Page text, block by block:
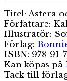
Titel: Astera
Författare:
Illustratör:
Förlag:
ISBN: 978-91-
Kan köpas på
Tack till